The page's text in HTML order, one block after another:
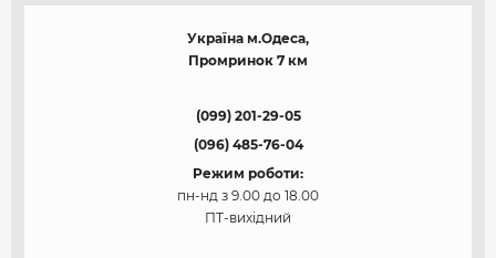
Україна м.Одеса,
Промринок 7 км
(099) 201-29-05
(096) 485-76-04
Режим роботи:
пн-нд з 9.00 до 18.00
ПТ-вихідний